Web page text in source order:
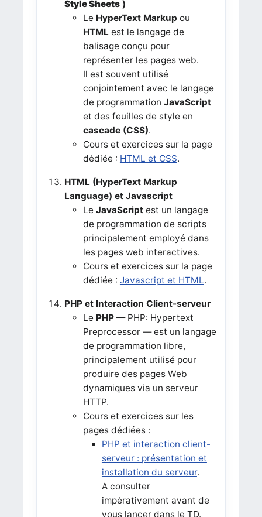
Style Sheets )
Le HyperText Markup ou
HTMLest le langage de
balisage conçu pour
représenter les pages web.
Il est souvent utilisé
conjointement avec le langage
de programmation JavaScript
et des feuilles de style en
cascade (CSS).
Cours et exercices sur la page
dédiée : HTML et CSS.
HTML (HyperText Markup
Language) et Javascript
Le JavaScriptest un langage
de programmation de scripts
principalement employé dans
les pages web interactives.
Cours et exercices sur la page
dédiée : Javascript et HTML.
PHP et Interaction Client-serveur
Le PHP— PHP: Hypertext
Preprocessor — est un langage
de programmation libre,
principalement utilisé pour
produire des pages Web
dynamiques via un serveur
HTTP.
Cours et exercices sur les
pages dédiées :
PHP et interaction client-
serveur : présentation et
installation du serveur.
A consulter
impérativement avant de
vous lancer dans le TD.